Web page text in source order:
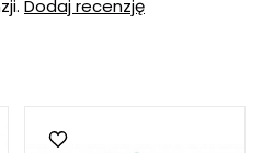
Dodaj recenzję